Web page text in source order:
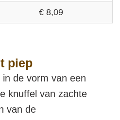
€ 8,09
piep
de vorm van een
knuffel van zachte
van de